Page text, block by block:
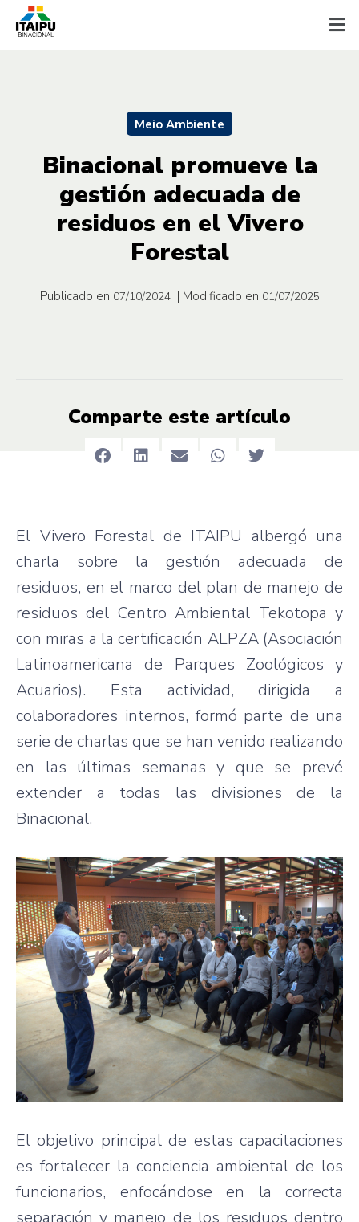
Meio Ambiente
Binacional promueve la
gestión adecuada de
residuos en el Vivero
Forestal
Publicado en 07/10/2024 | Modificado en 01/07/2025
Comparte este artículo
El Vivero Forestal de ITAIPU albergó una
charla sobre la gestión adecuada de
residuos, en el marco del plan de manejo de
residuos del Centro Ambiental Tekotopa y
con miras a la certificación ALPZA (Asociación
Latinoamericana de Parques Zoológicos y
Acuarios). Esta actividad, dirigida a
colaboradores internos, formó parte de una
serie de charlas que se han venido realizando
en las últimas semanas y que se prevé
extender a todas las divisiones de la
Binacional.
El objetivo principal de estas capacitaciones
es fortalecer la conciencia ambiental de los
funcionarios, enfocándose en la correcta
separación y manejo de los residuos dentro